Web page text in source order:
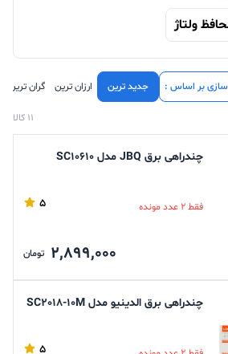
ولتاژ
بر اساس : جدید ترین ارزان ترین گران ترین
11 کالا
چندراهی برق JBQ مدل SC10610
فقط 2 عدد مونده 5
2,899,000 تومان
چندراهی برق الدینیو مدل SC2018-10M
5